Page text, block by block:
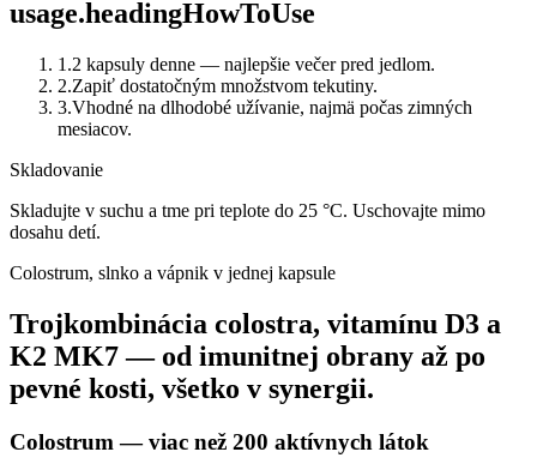
usage.headingHowToUse
1 .2 kapsuly denne — najlepšie večer pred jedlom.
2.Zapiť dostatočným množstvom tekutiny.
3.Vhodné na dlhodobé užívanie, najmä počas zimných
mesiacov.
Skladovanie
Skladujte v suchu a tme pri teplote do 25 °C. Uschovajte mimo
dosahu detí.
Colostrum, slnko a vápnik v jednej kapsule
Trojkombinácia colostra, vitamínu D3 a
K2 MK7 — od imunitnej obrany až po
pevné kosti, všetko v synergii.
Colostrum — viac než 200 aktívnych látok